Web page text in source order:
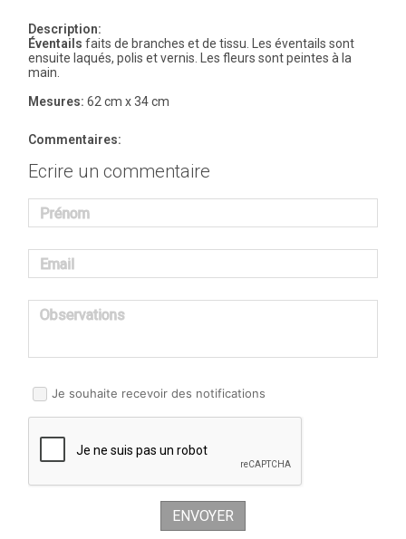
Description:
Éventails faits de branches et de tissu. Les éventails sont
ensuite laqués, polis et vernis. Les fleurs sont peintes à la
main.
Mesures: 62 cm x 34 cm
Commentaires:
Ecrire un commentaire
Prénom
Email
Observations
Je souhaite recevoir des notifications
ENVOYER